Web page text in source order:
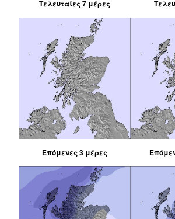
Τελευταίες 7 μέρες
Επόμενες 3 μέρες